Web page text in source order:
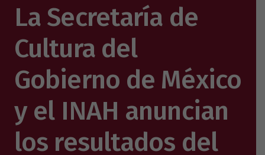
La Secretaría de
Cultura del
Gobierno de México
y el INAH anuncian
los resultados del